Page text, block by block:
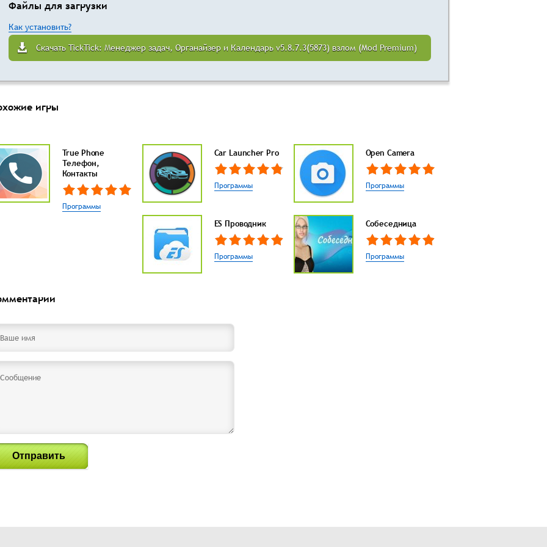
Файлы для загрузки
Как установить?
Скачать TickTick: Менеджер задач, Органайзер и Календарь v5.8.7.3(5873) взлом (Mod Premium)
игры
True Phone
Телефон,
Контакты
Программы
Car Launcher Pro
Программы
Open Camera
Программы
ES Проводник
Программы
Собеседница
Программы
Отправить